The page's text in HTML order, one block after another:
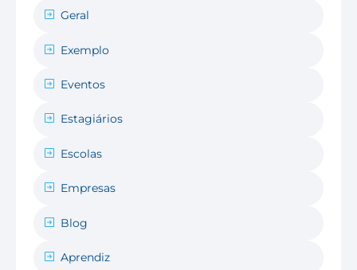
Geral
Exemplo
Eventos
Estagiários
Escolas
Empresas
Blog
Aprendiz